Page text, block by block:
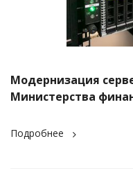
Модернизация
Министерства
Подробнее